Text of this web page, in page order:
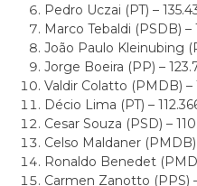
Pedro Uczai (PT) –
Marco Tebaldi (PSDB) –
João Paulo Kleinubing
Jorge Boeira (PP) –
Valdir Colatto (PMDB)
Décio Lima (PT) –
Cesar Souza (PSD) –
Celso Maldaner
Ronaldo Benedet
Carmen Zanotto (PPS)